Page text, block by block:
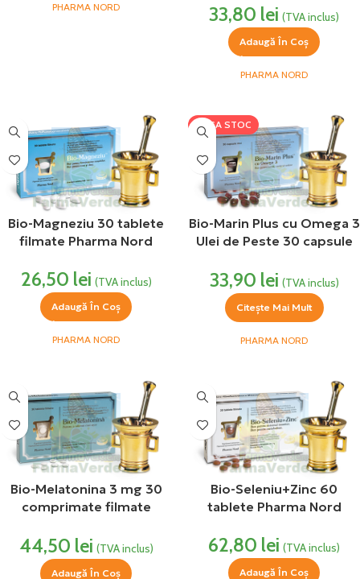
PHARMA NORD 33,80 lei (TVA inclus)
Adaugă În Coș
PHARMA NORD
Bio-Magneziu 30 tablete
filmate Pharma Nord
26,50 lei (TVA inclus)
Adaugă În Coș
PHARMA NORD
LIPSA STOC
Bio-Marin Plus cu Omega 3
Ulei de Peste 30 capsule
33,90 lei (TVA inclus)
Citește Mai Mult
PHARMA NORD
Bio-Melatonina 3 mg 30
comprimate filmate
44,50 lei (TVA inclus)
Adaugă În Coș
Bio-Seleniu+Zinc 60
tablete Pharma Nord
62,80 lei (TVA inclus)
Adaugă În Coș